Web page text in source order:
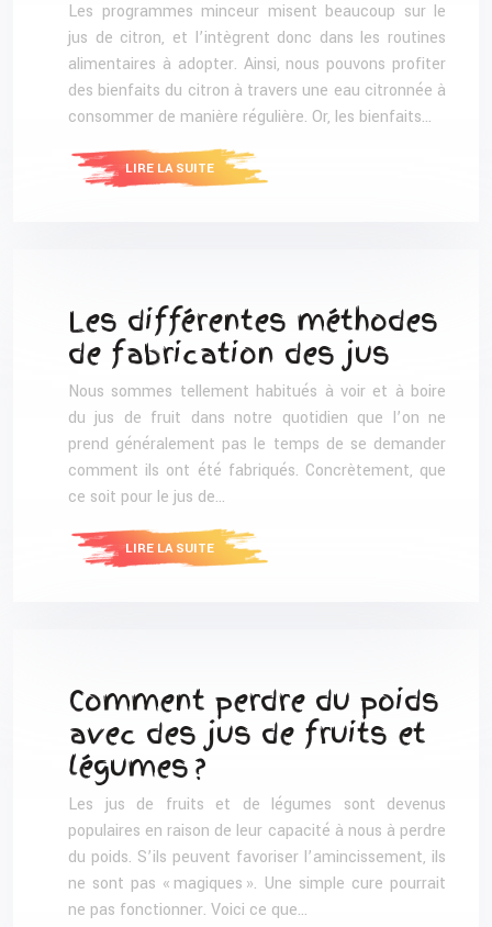
Les programmes minceur misent beaucoup sur le
jus de citron, et l’intègrent donc dans les routines
alimentaires à adopter. Ainsi, nous pouvons profiter
des bienfaits du citron à travers une eau citronnée à
consommer de manière régulière. Or, les bienfaits…
LIRE LA SUITE
Les différentes méthodes
de fabrication des jus
Nous sommes tellement habitués à voir et à boire
du jus de fruit dans notre quotidien que l’on ne
prend généralement pas le temps de se demander
comment ils ont été fabriqués. Concrètement, que
ce soit pour le jus de…
LIRE LA SUITE
Comment perdre du poids
avec des jus de fruits et
légumes ?
Les jus de fruits et de légumes sont devenus
populaires en raison de leur capacité à nous à perdre
du poids. S’ils peuvent favoriser l’amincissement, ils
ne sont pas « magiques ». Une simple cure pourrait
ne pas fonctionner. Voici ce que…